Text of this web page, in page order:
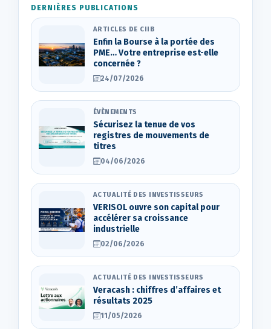
DERNIÈRES PUBLICATIONS
ARTICLES DE CIIB
Enfin la Bourse à la portée des
PME… Votre entreprise est-elle
concernée ?
24/07/2026
ÉVÈNEMENTS
Sécurisez la tenue de vos
registres de mouvements de
titres
04/06/2026
ACTUALITÉ DES INVESTISSEURS
VERISOL ouvre son capital pour
accélérer sa croissance
industrielle
02/06/2026
ACTUALITÉ DES INVESTISSEURS
Veracash : chiffres d’affaires et
résultats 2025
11/05/2026